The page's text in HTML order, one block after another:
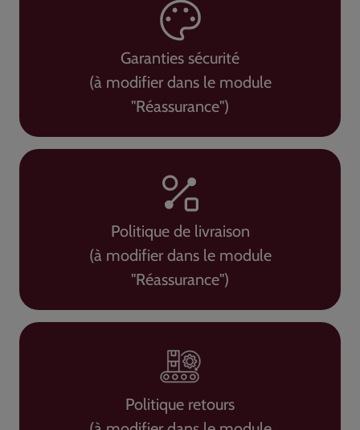
Garanties sécurité
(à modifier dans le module
"Réassurance")
Politique de livraison
(à modifier dans le module
"Réassurance")
Politique retours